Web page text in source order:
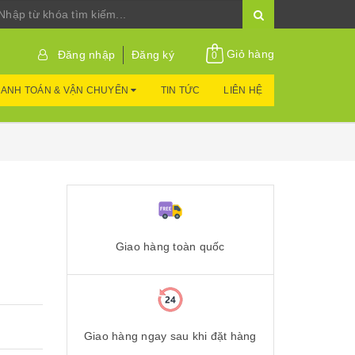
Đăng nhập Đăng ký 0 Giỏ hàng
TOÁN & VẬN CHUYỂN TIN TỨC LIÊN HỆ
Giao hàng toàn quốc
Giao hàng ngay sau khi đặt hàng